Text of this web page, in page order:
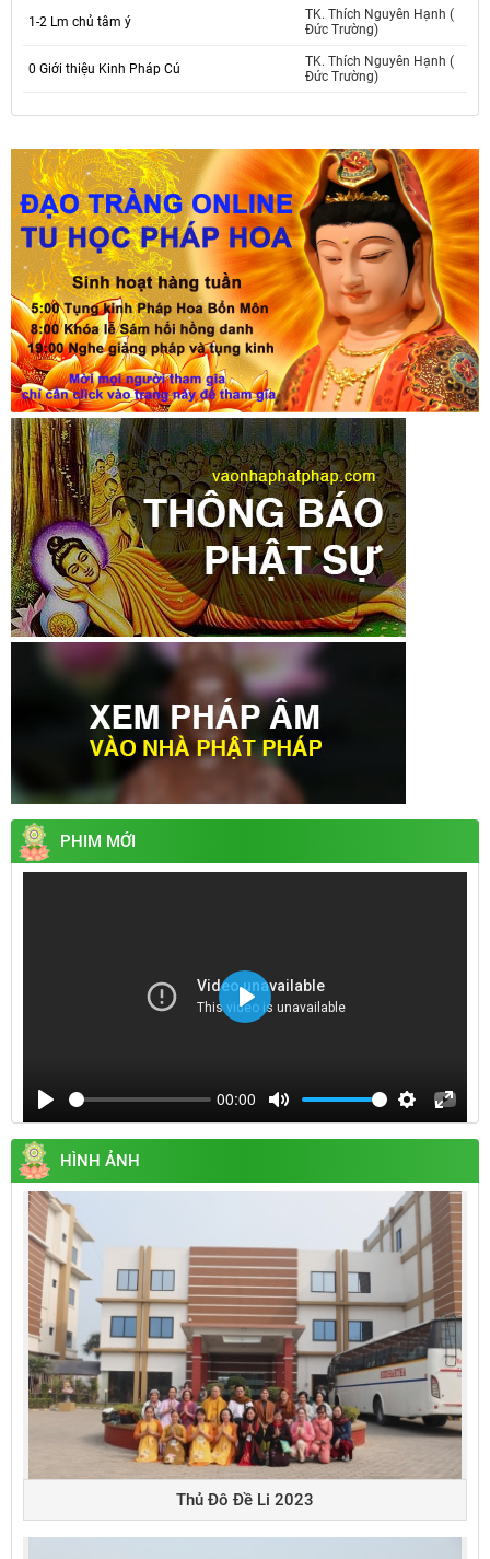
1-2 Lm chủ tâm ý
TK. Thích Nguyên Hạnh (
Đức Trường)
0 Giới thiệu Kinh Pháp Cú
TK. Thích Nguyên Hạnh (
Đức Trường)
PHIM MỚI
Play
00:00
Mute
SettingsEnter
Play
HÌNH ẢNH
Thủ Đô Đề Li 2023